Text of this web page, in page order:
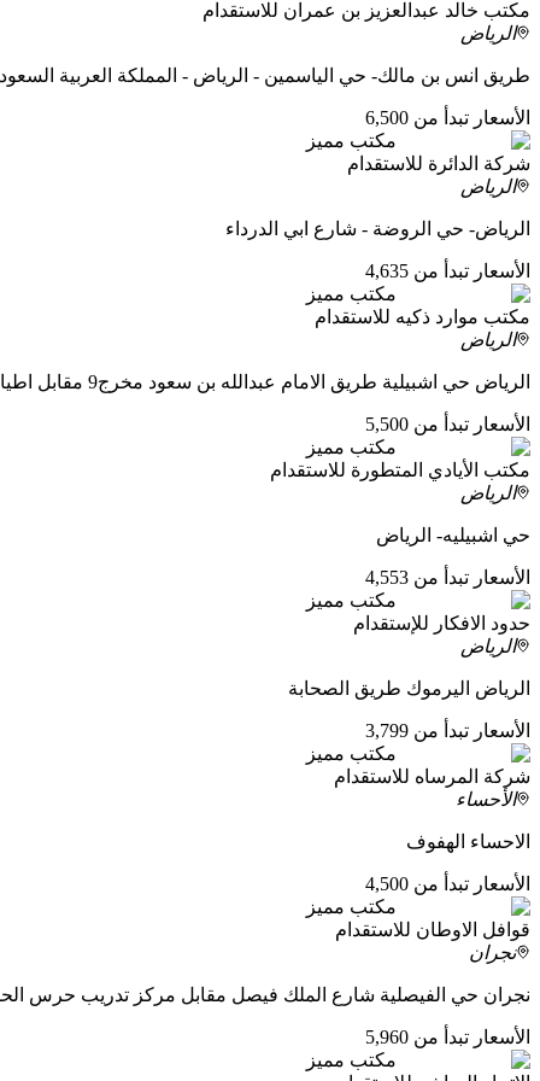
مكتب خالد عبدالعزيز بن عمران للاستقدام
الرياض
طريق انس بن مالك- حي الياسمين - الرياض - المملكة العربية
الأسعار تبدأ من 6,500
مكتب مميز
شركة الدائرة للاستقدام
الرياض
الرياض- حي الروضة - شارع ابي الدرداء
الأسعار تبدأ من 4,635
مكتب مميز
مكتب موارد ذكيه للاستقدام
الرياض
الرياض حي اشبيلية طريق الامام عبدالله بن سعود مخرج9 مقابل اطياف مول
الأسعار تبدأ من 5,500
مكتب مميز
مكتب الأيادي المتطورة للاستقدام
الرياض
حي اشبيليه- الرياض
الأسعار تبدأ من 4,553
مكتب مميز
حدود الافكار للإستقدام
الرياض
الرياض اليرموك طريق الصحابة
الأسعار تبدأ من 3,799
مكتب مميز
شركة المرساه للاستقدام
الأحساء
الاحساء الهفوف
الأسعار تبدأ من 4,500
مكتب مميز
قوافل الاوطان للاستقدام
نجران
نجران حي الفيصلية شارع الملك فيصل مقابل مركز تدريب حرس
الأسعار تبدأ من 5,960
مكتب مميز